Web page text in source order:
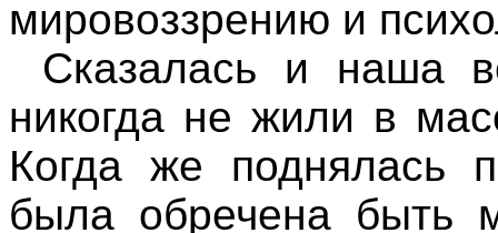
мировоззрению и
Сказалась и наша
никогда не жили в
Когда же поднялась
была обречена быть